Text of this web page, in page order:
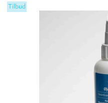
Tilbud